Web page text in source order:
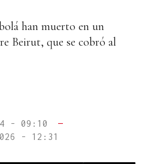
han muerto en un
Beirut, que se cobró al
- 09:10
—
- 12:31